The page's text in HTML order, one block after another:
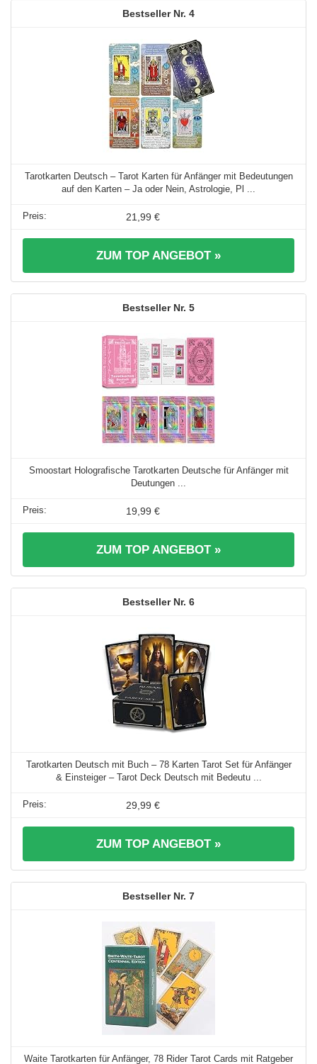
4
Tarotkarten Deutsch – Tarot Karten für Anfänger mit Bedeutungen
auf den Karten – Ja oder Nein, Astrologie, Pl ...
21,99 €
ZUM TOP ANGEBOT »
5
Smoostart Holografische Tarotkarten Deutsche für Anfänger mit
Deutungen ...
19,99 €
ZUM TOP ANGEBOT »
6
Tarotkarten Deutsch mit Buch – 78 Karten Tarot Set für Anfänger
& Einsteiger – Tarot Deck Deutsch mit Bedeutu ...
29,99 €
ZUM TOP ANGEBOT »
7
Waite Tarotkarten für Anfänger, 78 Rider Tarot Cards mit Ratgeber